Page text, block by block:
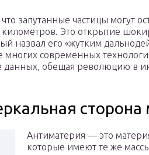
запутанные частицы могут
Это открытие
назвал его «жутким
многих современных
обещая революцию в
сторона
Антиматерия — это
которые имеют те же